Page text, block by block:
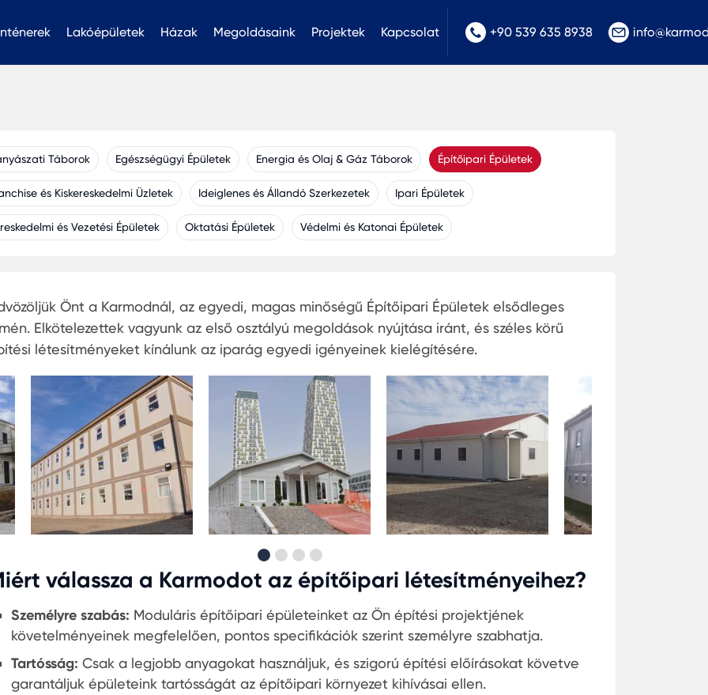
Lakóépületek Házak Megoldásaink Projektek Kapcsolat +90 539 635 8938
Táborok Egészségügyi Épületek Energia és Olaj & Gáz Táborok Építőipari Épületek
és Kiskereskedelmi Üzletek Ideiglenes és Állandó Szerkezetek Ipari Épületek
és Vezetési Épületek Oktatási Épületek Védelmi és Katonai Épületek
Önt a Karmodnál, az egyedi, magas minőségű Építőipari Épületek elsődleges
Elkötelezettek vagyunk az első osztályú megoldások nyújtása iránt, és széles körű
létesítményeket kínálunk az iparág egyedi igényeinek kielégítésére.
válassza a Karmodot az építőipari létesítményeihez?
Személyre szabás: Moduláris építőipari épületeinket az Ön építési projektjének
követelményeinek megfelelően, pontos specifikációk szerint személyre szabhatja.
Tartósság: Csak a legjobb anyagokat használjuk, és szigorú építési előírásokat követve
garantáljuk épületeink tartósságát az építőipari környezet kihívásai ellen.